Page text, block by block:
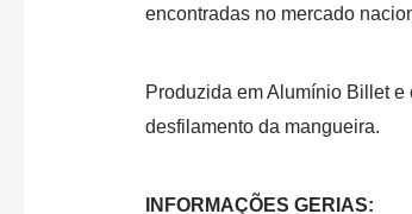
encontradas no mercado
Produzida em Alumínio Billet
desfilamento da mangueira.
INFORMAÇÕES GERIAS: